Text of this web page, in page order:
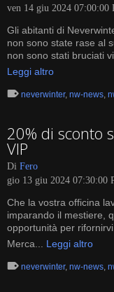
ven 14 giu 2024 07:00:00
Gli abitanti di
non sono state rase al
non sono stati bruciati
Leggi altro
neverwinter, nw-news,
20% di sconto
VIP
Di Fero
gio 13 giu 2024 07:30:00
Che la vostra officina
imparando il mestiere,
opportunità per
Merca... Leggi altro
neverwinter, nw-news,